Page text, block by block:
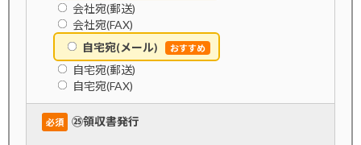
会社宛(郵送)
会社宛(FAX)
自宅宛(メール)
自宅宛(郵送)
自宅宛(FAX)
必須 ㉕領収書発行